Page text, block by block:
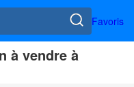
Favoris
à vendre à